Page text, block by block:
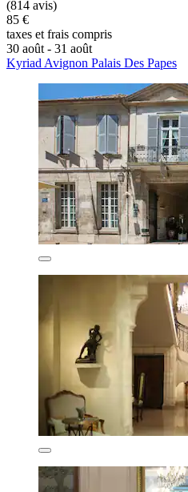
(814 avis)
85 €
taxes et frais compris
30 août - 31 août
Kyriad Avignon Palais Des Papes